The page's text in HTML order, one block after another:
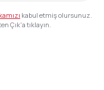
kabul etmiş olursunuz.
Çık'a tıklayın.